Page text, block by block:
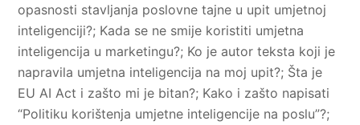
opasnosti stavljanja poslovne tajne u upit umjetnoj
inteligenciji?; Kada se ne smije koristiti umjetna
inteligencija u marketingu?; Ko je autor teksta koji je
napravila umjetna inteligencija na moj upit?; Šta je
EU AI Act i zašto mi je bitan?; Kako i zašto napisati
“Politiku korištenja umjetne inteligencije na poslu”?;